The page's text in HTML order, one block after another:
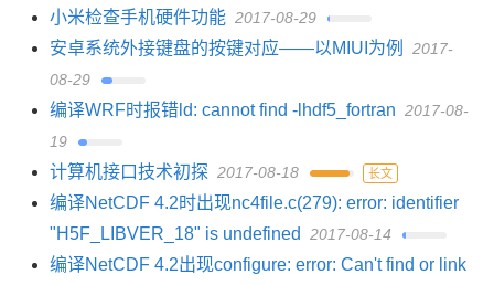
小米检查手机硬件功能 2017-08-29
安卓系统外接键盘的按键对应——以MIUI为例
2017-
08-29
编译WRF时报错ld: cannot find -lhdf5_fortran 2017-08-
19
计算机接口技术初探 2017-08-18 长文
编译NetCDF 4.2时出现nc4file.c(279): error: identifier
"H5F_LIBVER_18" is undefined
2017-08-14
编译NetCDF 4.2出现configure: error: Can't find or link